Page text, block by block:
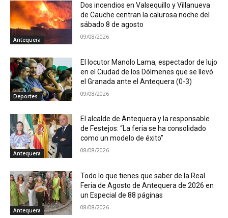
Antequera
Dos incendios en Valsequillo y Villanueva
de Cauche centran la calurosa noche del
sábado 8 de agosto
09/08/2026
Deportes
El locutor Manolo Lama, espectador de lujo
en el Ciudad de los Dólmenes que se llevó
el Granada ante el Antequera (0-3)
09/08/2026
Antequera
El alcalde de Antequera y la responsable
de Festejos: “La feria se ha consolidado
como un modelo de éxito”
08/08/2026
Antequera
Todo lo que tienes que saber de la Real
Feria de Agosto de Antequera de 2026 en
un Especial de 88 páginas
08/08/2026